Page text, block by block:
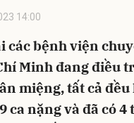
14:00
các bệnh viện
Minh đang điều
miệng, tất cả đều
ca nặng và đã có